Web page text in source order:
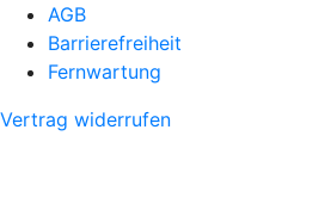
AGB
Barrierefreiheit
Fernwartung
Vertrag widerrufen